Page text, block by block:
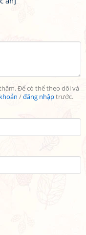
Để có thể theo dõi và
/đăng nhậptrước.